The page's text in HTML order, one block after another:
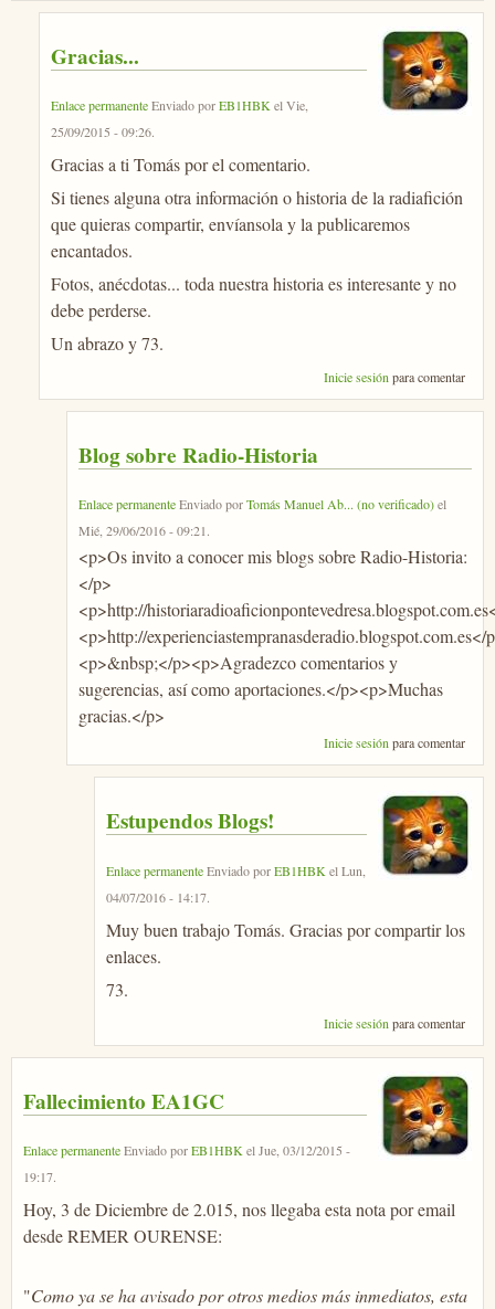
Gracias...
Enlace permanenteEnviado porEB1HBK elVie,
25/09/2015 - 09:26.
Gracias a ti Tomás por el comentario.
Si tienes alguna otra información o historia de la radiafición
que quieras compartir, envíansola y la publicaremos
encantados.
Fotos, anécdotas... toda nuestra historia es interesante y no
debe perderse.
Un abrazo y 73.
Inicie sesión para comentar
Blog sobre Radio-Historia
Enlace permanenteEnviado porTomás Manuel Ab... (no verificado)el
Mié, 29/06/2016 - 09:21.
<p>Os invito a conocer mis blogs sobre Radio-Historia:
</p>
<p>http://
<p>http://experienciastempranasderadio.blogspot.com.es</
<p>&nbsp;</p><p>Agradezco comentarios y
sugerencias, así como aportaciones.</p><p>Muchas
gracias.</p>
Inicie sesiónpara comentar
Estupendos Blogs!
Enlace permanenteEnviado porEB1HBK elLun,
04/07/2016 - 14:17.
Muy buen trabajo Tomás. Gracias por compartir los
enlaces.
73.
Inicie sesión para comentar
Fallecimiento EA1GC
Enlace permanenteEnviado porEB1HBK elJue, 03/12/2015 -
19:17.
Hoy, 3 de Diciembre de 2.015, nos llegaba esta nota por email
desde REMER OURENSE:
"Como ya se ha avisado por otros medios más inmediatos, esta